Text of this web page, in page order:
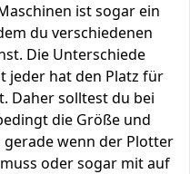
ist sogar ein
du verschiedenen
Die Unterschiede
jeder hat den Platz für
Daher solltest du bei
die Größe und
wenn der Plotter
oder sogar mit auf